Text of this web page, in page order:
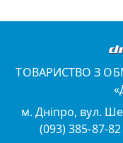
ТОВАРИСТВО З
м. Дніпро, вул.
(093) 385-87-